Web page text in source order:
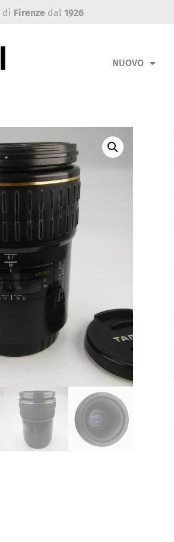
di Firenze dal 1926
NUOVO